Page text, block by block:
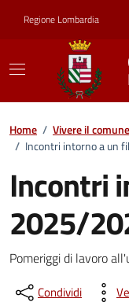
Regione Lombardia
Home / Vivere il comune
/ Incontri intorno a un
Incontri
2025/
Dettagli
Pomeriggi di lavoro
Condividi